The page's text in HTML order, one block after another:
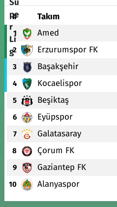
# Takım
1 Amed
2 Erzurumspor FK
3 Başakşehir
4 Kocaelispor
5 Beşiktaş
6 Eyüpspor
7 Galatasaray
8 Çorum FK
9 Gaziantep FK
10 Alanyaspor